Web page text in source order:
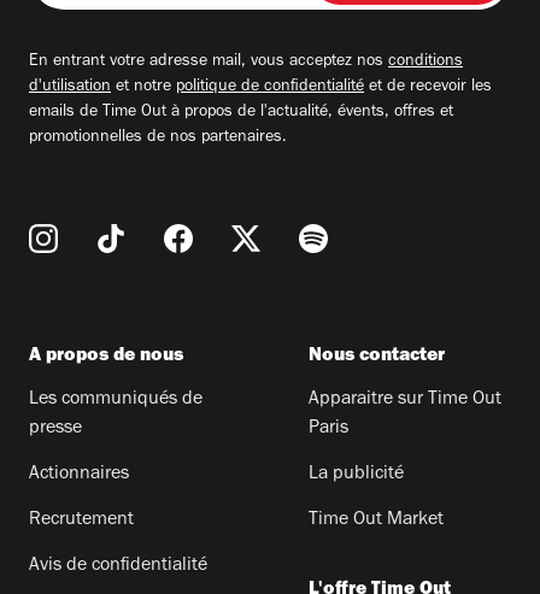
adresse
En entrant votre adresse mail, vous acceptez nos conditions
d'utilisation et notre politique de confidentialité et de recevoir les
emails de Time Out à propos de l'actualité, évents, offres et
promotionnelles de nos partenaires.
A propos de nous
Les communiqués de
presse
Actionnaires
Recrutement
Avis de confidentialité
Nous contacter
Apparaitre sur Time Out
Paris
La publicité
Time Out Market
L'offre Time Out